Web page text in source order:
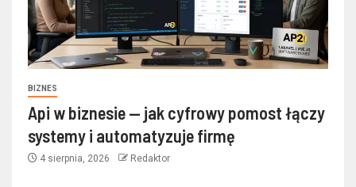
BIZNES
Api w biznesie — jak cyfrowy pomost łączy
systemy i automatyzuje firmę
4 sierpnia, 2026 Redaktor